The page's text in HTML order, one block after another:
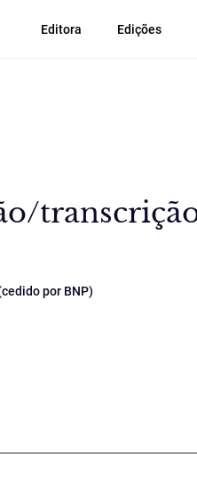
Editora Edições
por BNP)